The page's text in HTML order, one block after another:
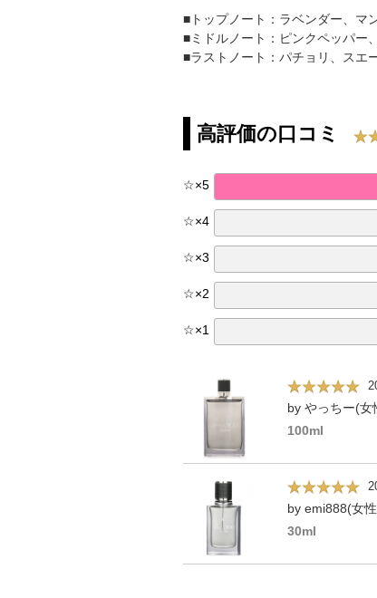
■トップノート：ラベンダー、マ
■ミドルノート：ピンクペッパー
■ラストノート：パチョリ、スエ
高評価の口コミ
☆×5
☆×4
☆×3
☆×2
☆×1
by やっちー(女
100ml
by emi888(女
30ml